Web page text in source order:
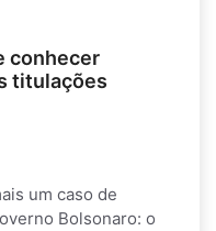
conhecer
titulações
um caso de
Bolsonaro: o